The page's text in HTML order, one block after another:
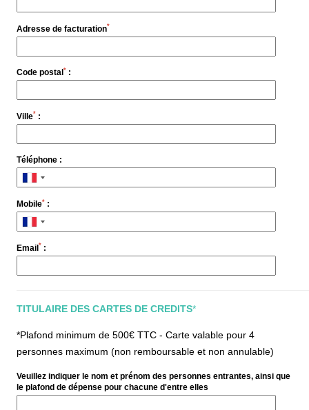
Adresse de facturation*
Code postal * :
Ville* :
Téléphone :
Mobile* :
Email* :
TITULAIRE DES CARTES DE CREDITS*
*Plafond minimum de 500€ TTC - Carte valable pour 4
personnes maximum (non remboursable et non annulable)
Veuillez indiquer le nom et prénom des personnes entrantes, ainsi que
le plafond de dépense pour chacune d'entre elles